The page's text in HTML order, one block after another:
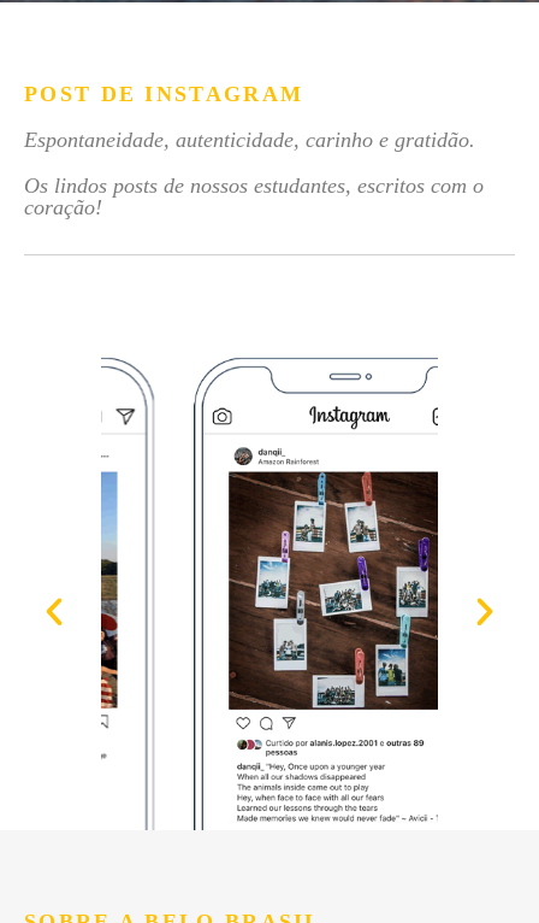
POST DE INSTAGRAM
Espontaneidade, autenticidade, carinho e gratidão.
Os lindos posts de nossos estudantes, escritos com o
coração!